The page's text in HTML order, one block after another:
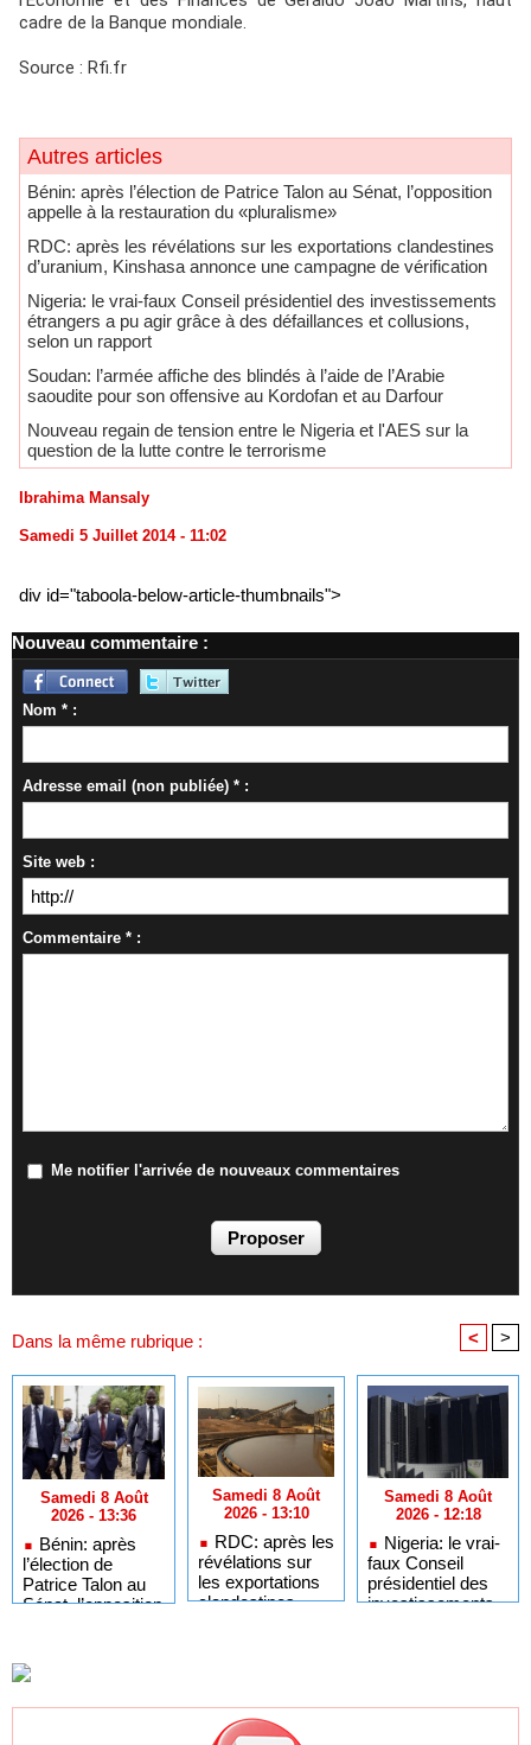
cadre de la Banque mondiale.
Source : Rfi.fr
Autres articles
Bénin: après l’élection de Patrice Talon au Sénat, l’opposition
appelle à la restauration du «pluralisme»
RDC: après les révélations sur les exportations clandestines
d’uranium, Kinshasa annonce une campagne de vérification
Nigeria: le vrai-faux Conseil présidentiel des investissements
étrangers a pu agir grâce à des défaillances et collusions,
selon un rapport
Soudan: l’armée affiche des blindés à l’aide de l’Arabie
saoudite pour son offensive au Kordofan et au Darfour
Nouveau regain de tension entre le Nigeria et l'AES sur la
question de la lutte contre le terrorisme
Ibrahima Mansaly
Samedi 5 Juillet 2014 - 11:02
div id="taboola-below-article-thumbnails">
Nouveau commentaire :
Nom * :
Adresse email (non publiée) * :
Site web :
Commentaire * :
Me notifier l'arrivée de nouveaux commentaires
Dans la même rubrique : < >
Samedi 8 Août
2026 - 13:36
Bénin: après
l’élection de
Patrice Talon au
Sénat, l’opposition
«pluralisme»
Samedi 8 Août
2026 - 13:10
RDC: après les
révélations sur
les exportations
clandestines
vérification
Samedi 8 Août
2026 - 12:18
Nigeria: le vrai-
faux Conseil
présidentiel des
investissements
un rapport